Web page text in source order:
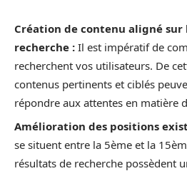
Création de contenu aligné sur
recherche : Il est impératif de
recherchent vos utilisateurs. De
contenus pertinents et ciblés
répondre aux attentes en matière
Amélioration des positions
se situent entre la 5ème et la
résultats de recherche possèdent